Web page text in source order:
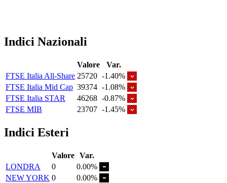
Indici Nazionali
Valore
Var.
FTSE Italia All-Share 25720 -1.40%
FTSE Italia Mid Cap 39374 -1.08%
FTSE Italia STAR
46268 -0.87%
FTSE MIB
23707 -1.45%
Indici Esteri
Valore Var.
LONDRA
0
0.00%
NEW YORK 0
0.00%